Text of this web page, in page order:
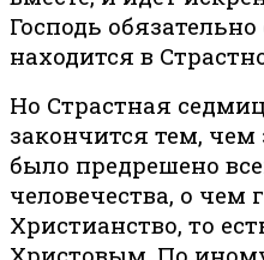
Господь
находится в
Но Страстная
закончится тем, чем
было предрешено
человечества, о чем
Христианство, то